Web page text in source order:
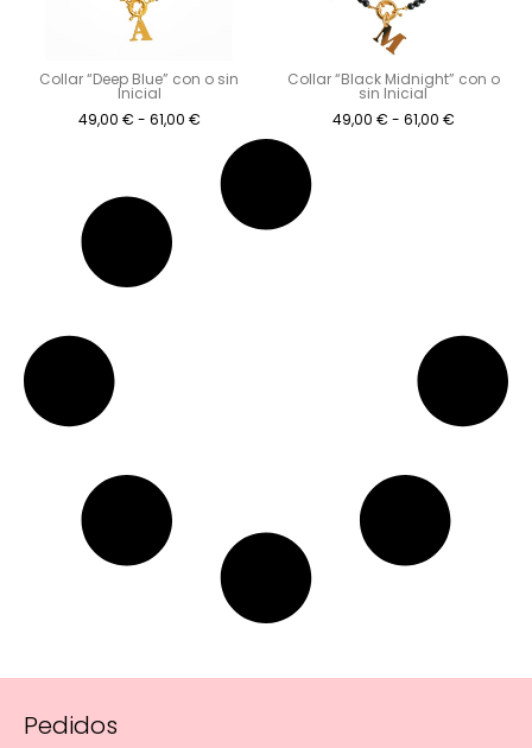
Collar “Deep Blue” con o sin
Inicial
49,00 € - 61,00 €
Collar “Black Midnight” con o
sin Inicial
49,00 € - 61,00 €
Pedidos